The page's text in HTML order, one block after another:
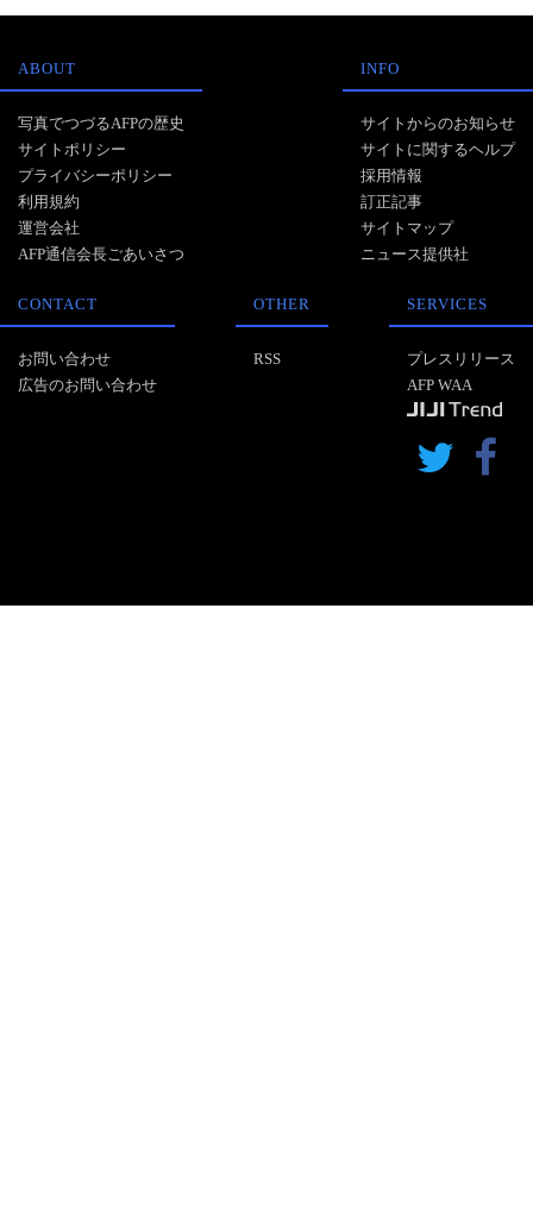
ABOUT
写真でつづるAFPの歴史
サイトポリシー
プライバシーポリシー
利用規約
運営会社
AFP通信会長ごあいさつ
INFO
サイトからのお知らせ
サイトに関するヘルプ
採用情報
訂正記事
サイトマップ
ニュース提供社
CONTACT
お問い合わせ
広告のお問い合わせ
OTHER
RSS
SERVICES
プレスリリース
AFP WAA